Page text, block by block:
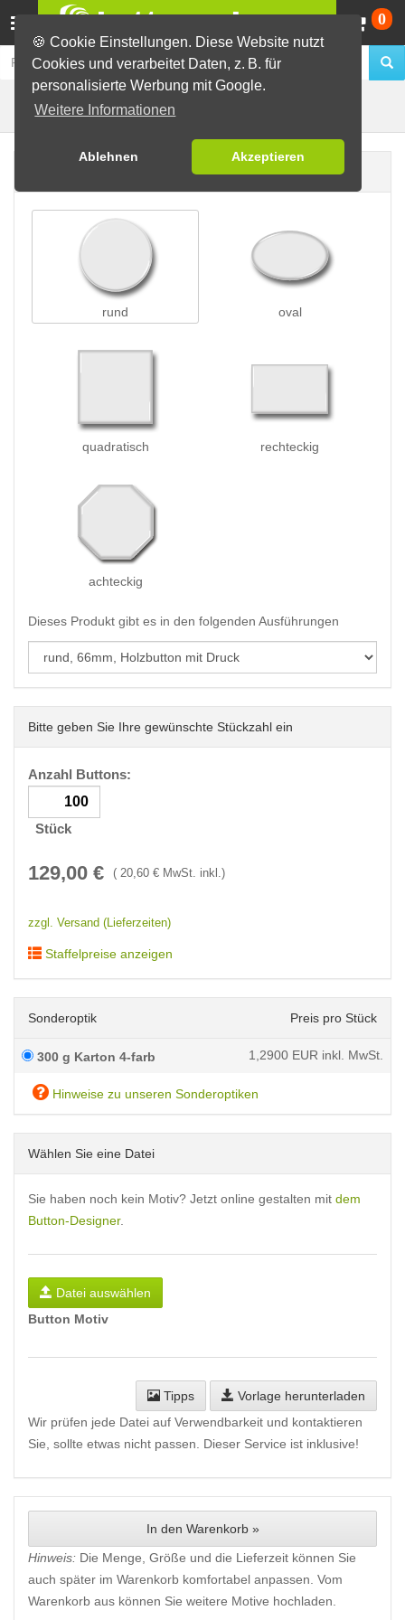
🍪 Cookie Einstellungen. Diese Website nutzt
Cookies und verarbeitet Daten, z. B. für
personalisierte Werbung mit Google.
Weitere Informationen
Ablehnen Akzeptieren
0
Buttons erstellen Öko-Buttons
rund oval
quadratisch rechteckig
achteckig
Dieses Produkt gibt es in den folgenden Ausführungen
Bitte geben Sie Ihre gewünschte Stückzahl ein
Anzahl Buttons:
Stück
129,00 € ( 20,60 € MwSt. inkl.)
zzgl. Versand (Lieferzeiten)
Staffelpreise anzeigen
Sonderoptik Preis pro Stück
300 g Karton 4-farb 1,2900 EUR inkl. MwSt.
Hinweise zu unseren Sonderoptiken
Wählen Sie eine Datei
Sie haben noch kein Motiv? Jetzt online gestalten mit dem
Button-Designer.
Datei auswählen
Button Motiv
Tipps
Vorlage herunterladen
Wir prüfen jede Datei auf Verwendbarkeit und kontaktieren
Sie, sollte etwas nicht passen. Dieser Service ist inklusive!
In den Warenkorb »
Hinweis: Die Menge, Größe und die Lieferzeit können Sie
auch später im Warenkorb komfortabel anpassen. Vom
Warenkorb aus können Sie weitere Motive hochladen.